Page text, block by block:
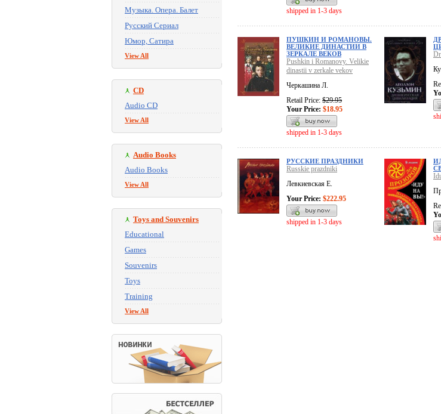
Музыка. Опера. Балет
Русский Сериал
Юмор, Сатира
View All
CD
Audio CD
View All
Audio Books
Audio Books
View All
Toys and Souvenirs
Educational
Games
Souvenirs
Toys
Training
View All
shipped in 1-3 days
ПУШКИН И РОМАНОВЫ.
ВЕЛИКИЕ ДИНАСТИИ В
ЗЕРКАЛЕ ВЕКОВ
Pushkin i Romanovy. Velikie
dinastii v zerkale vekov
Черкашина Л.
Retail Price: $29.95
Your Price: $18.95
shipped in 1-3 days
РУССКИЕ ПРАЗДНИКИ
Russkie prazdniki
Левкиевская Е.
Your Price: $222.95
shipped in 1-3 days